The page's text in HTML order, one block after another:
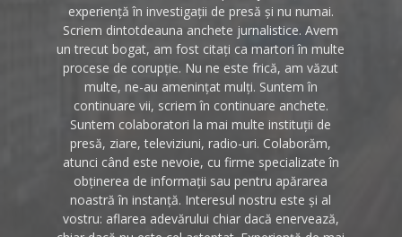
experiență în investigații de presă și nu numai.
Scriem dintotdeauna anchete jurnalistice. Avem
un trecut bogat, am fost citați ca martori în multe
procese de corupție. Nu ne este frică, am văzut
multe, ne-au amenințat mulți. Suntem în
continuare vii, scriem în continuare anchete.
Suntem colaboratori la mai multe instituții de
presă, ziare, televiziuni, radio-uri. Colaborăm,
atunci când este nevoie, cu firme specializate în
obținerea de informații sau pentru apărarea
noastră în instanță. Interesul nostru este și al
vostru: aflarea adevărului chiar dacă enervează,